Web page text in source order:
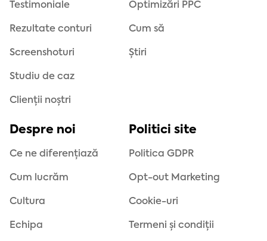
Testimoniale
Rezultate conturi
Screenshoturi
Studiu de caz
Clienții noștri
Optimizări PPC
Cum să
Știri
Despre noi
Ce ne diferențiază
Cum lucrăm
Cultura
Echipa
Politici site
Politica GDPR
Opt-out Marketing
Cookie-uri
Termeni și condiții